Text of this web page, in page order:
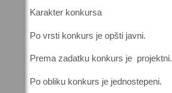
Karakter konkursa
Po vrsti konkurs je opšti javni.
Prema zadatku konkurs je projektni.
Po obliku konkurs je jednostepeni.